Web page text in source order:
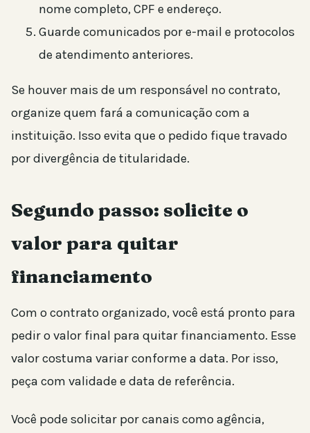
nome completo, CPF e endereço.
Guarde comunicados por e-mail e protocolos
de atendimento anteriores.
Se houver mais de um responsável no contrato,
organize quem fará a comunicação com a
instituição. Isso evita que o pedido fique travado
por divergência de titularidade.
Segundo passo: solicite o
valor para quitar
financiamento
Com o contrato organizado, você está pronto para
pedir o valor final para quitar financiamento. Esse
valor costuma variar conforme a data. Por isso,
peça com validade e data de referência.
Você pode solicitar por canais como agência,